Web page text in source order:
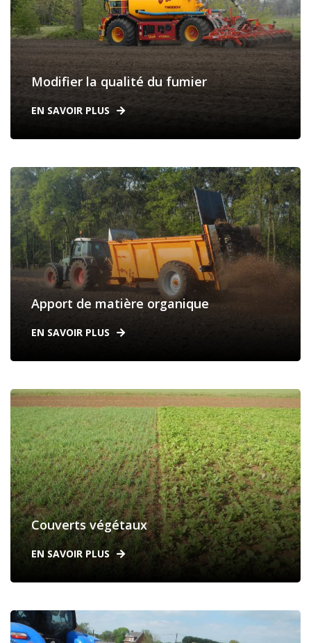
Modifier la qualité du fumier
EN SAVOIR PLUS
Apport de matière organique
EN SAVOIR PLUS
Couverts végétaux
EN SAVOIR PLUS